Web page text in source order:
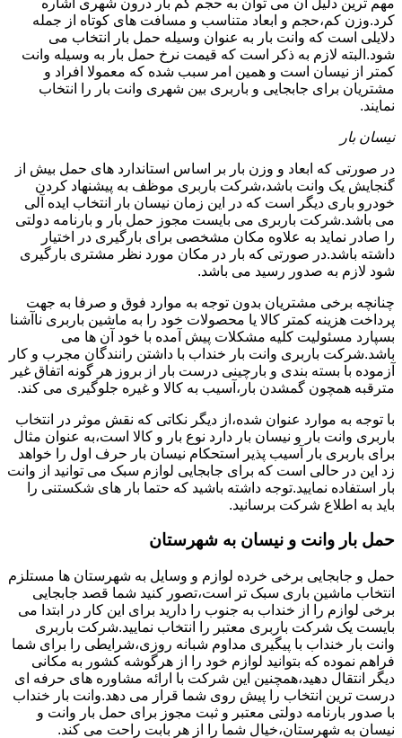
مهم ترین دلیل آن می توان به حجم کم بار درون شهری اشاره
کرد.وزن کم،حجم و ابعاد متناسب و مسافت های کوتاه از جمله
دلایلی است که وانت بار به عنوان وسیله حمل بار انتخاب می
شود.البته لازم به ذکر است که قیمت نرخ حمل بار به وسیله وانت
کمتر از نیسان است و همین امر سبب شده که معمولا افراد و
مشتریان برای جابجایی و باربری بین شهری وانت بار را انتخاب
نمایند.
نیسان بار
در صورتی که ابعاد و وزن بار بر اساس استاندارد های حمل بیش از
گنجایش یک وانت باشد،شرکت باربری موظف به پیشنهاد کردن
خودرو باری دیگر است که در این زمان نیسان بار انتخاب ایده آلی
می باشد.شرکت باربری می بایست مجوز حمل بار و بارنامه دولتی
را صادر نماید به علاوه مکان مشخصی برای بارگیری در اختیار
داشته باشد.در صورتی که بار در مکان مورد نظر مشتری بارگیری
شود لازم به صدور رسید می باشد.
چنانچه برخی مشتریان بدون توجه به موارد فوق و صرفا به جهت
پرداخت هزینه کمتر کالا یا محصولات خود را به ماشین باربری ناآشنا
بسپارد مسئولیت کلیه مشکلات پیش آمده با خود آن ها می
باشد.شرکت باربری وانت بار خنداب با داشتن رانندگان مجرب و کار
آزموده با بسته بندی و بارچینی درست بار از بروز هر گونه اتفاق غیر
مترقبه همچون گمشدن بار،آسیب به کالا و غیره جلوگیری می کند.
با توجه به موارد عنوان شده،از دیگر نکاتی که نقش موثر در انتخاب
باربری وانت بار و نیسان بار دارد نوع بار و کالا است،به عنوان مثال
برای باربری بار آسیب پذیر استحکام نیسان بار حرف اول را خواهد
زد این در حالی است که برای جابجایی لوازم سبک می توانید از وانت
بار استفاده نمایید.توجه داشته باشید که حتما بار های شکستنی را
باید به اطلاع شرکت برسانید.
حمل بار وانت و نیسان به شهرستان
حمل و جابجایی برخی خرده لوازم و وسایل به شهرستان ها مستلزم
انتخاب ماشین باری سبک تر است،تصور کنید شما قصد جابجایی
برخی لوازم را از خنداب به جنوب را دارید برای این کار در ابتدا می
بایست یک شرکت باربری معتبر را انتخاب نمایید.شرکت باربری
وانت بار خنداب با پیگیری مداوم شبانه روزی،شرایطی را برای شما
فراهم نموده که بتوانید لوازم خود را از هرگوشه کشور به مکانی
دیگر انتقال دهید،همچنین این شرکت با ارائه مشاوره های حرفه ای
درست ترین انتخاب را پیش روی شما قرار می دهد.وانت بار خنداب
با صدور بارنامه دولتی معتبر و ثبت مجوز برای حمل بار وانت و
نیسان به شهرستان،خیال شما را از هر بابت راحت می کند.